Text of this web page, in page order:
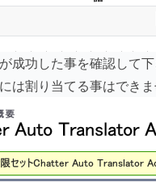
成功した事を確認して
は割り当てる事はできま